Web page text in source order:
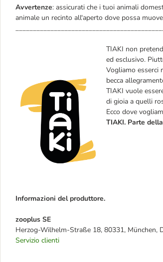
Avvertenze: assicurati che i tuoi animali
animale un recinto all'aperto dove possa
TIAKI non
ed esclusivo.
Vogliamo esserci
becca
TIAKI vuole
di gioia a quelli
Ecco dove
TIAKI. Parte
Informazioni del produttore.
zooplus SE
Herzog-Wilhelm-Straße 18, 80331, München,
Servizio clienti